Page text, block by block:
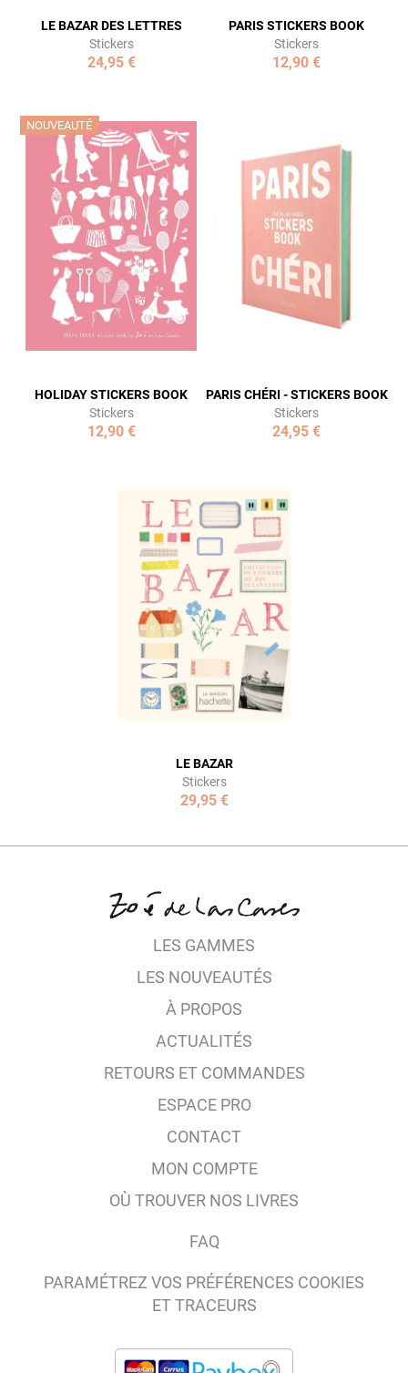
LE BAZAR DES LETTRES
Stickers
24,95 €
PARIS STICKERS BOOK
Stickers
12,90 €
NOUVEAUTÉ
HOLIDAY STICKERS BOOK
Stickers
12,90 €
PARIS CHÉRI - STICKERS BOOK
Stickers
24,95 €
LE BAZAR
Stickers
29,95 €
LES GAMMES
LES NOUVEAUTÉS
À PROPOS
ACTUALITÉS
RETOURS ET COMMANDES
ESPACE PRO
CONTACT
MON COMPTE
OÙ TROUVER NOS LIVRES
FAQ
PARAMÉTREZ VOS PRÉFÉRENCES COOKIES
ET TRACEURS